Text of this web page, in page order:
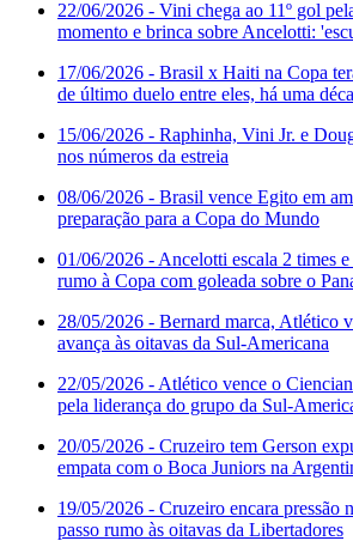
22/06/2026 - Vini chega ao 11º gol
momento e brinca sobre Ancelotti:
17/06/2026 - Brasil x Haiti na Copa
de último duelo entre eles, há uma
15/06/2026 - Raphinha, Vini Jr. e
nos números da estreia
08/06/2026 - Brasil vence Egito em
preparação para a Copa do Mundo
01/06/2026 - Ancelotti escala 2 times e
rumo à Copa com goleada sobre o
28/05/2026 - Bernard marca, Atlético
avança às oitavas da Sul-Americana
22/05/2026 - Atlético vence o
pela liderança do grupo da Sul-
20/05/2026 - Cruzeiro tem Gerson
empata com o Boca Juniors na
19/05/2026 - Cruzeiro encara pressão
passo rumo às oitavas da Libertadores